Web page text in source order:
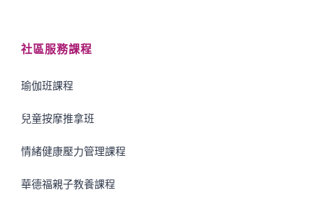
社區服務課程
瑜伽班課程
兒童按摩推拿班
情緒健康壓力管理課程
華德福親子教養課程